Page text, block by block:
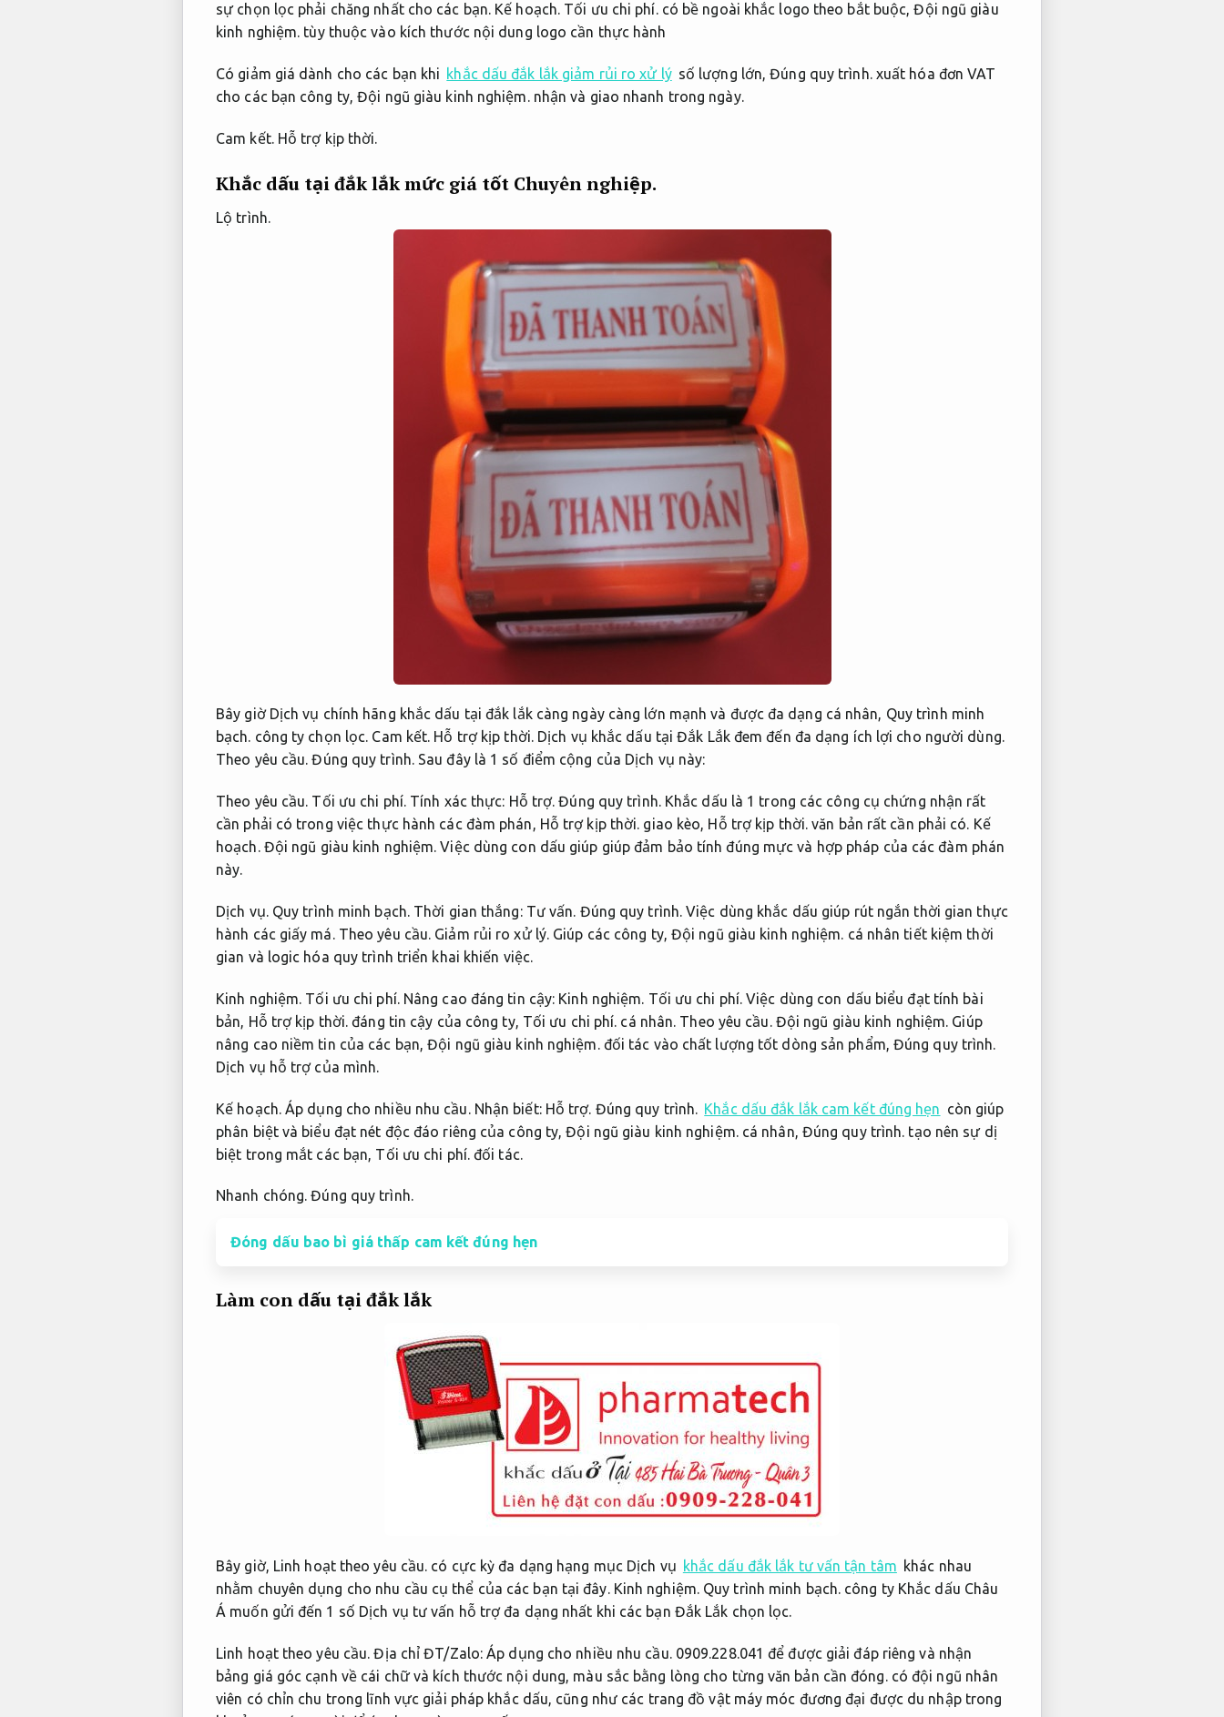
sự chọn lọc phải chăng nhất cho các bạn. Kế hoạch. Tối ưu chi phí.có bề ngoài khắc logo theo bắt buộc,Đội ngũ giàu
kinh nghiệm. tùy thuộc vào kích thước nội dung logo cần thực hành
Có giảm giá dành cho các bạn khi khắc dấu đắk lắk giảm rủi ro xử lý số lượng lớn,Đúng quy trình.xuất hóa đơn VAT
cho các bạn công ty,Đội ngũ giàu kinh nghiệm.nhận và giao nhanh trong ngày.
Cam kết. Hỗ trợ kịp thời.
Khắc dấu tại đắk lắk mức giá tốt Chuyên nghiệp.
Lộ trình.
Bây giờ Dịch vụ chính hãng khắc dấu tại đắk lắk càng ngày càng lớn mạnh và được đa dạng cá nhân, Quy trình minh
bạch. công ty chọn lọc. Cam kết. Hỗ trợ kịp thời.Dịch vụ khắc dấu tại Đắk Lắk đem đến đa dạng ích lợi cho người dùng.
Theo yêu cầu. Đúng quy trình.Sau đây là 1 số điểm cộng của Dịch vụ này:
Theo yêu cầu. Tối ưu chi phí.Tính xác thực: Hỗ trợ. Đúng quy trình.Khắc dấu là 1 trong các công cụ chứng nhận rất
cần phải có trong việc thực hành các đàm phán, Hỗ trợ kịp thời. giao kèo, Hỗ trợ kịp thời. văn bản rất cần phải có. Kế
hoạch. Đội ngũ giàu kinh nghiệm. Việc dùng con dấu giúp giúp đảm bảo tính đúng mực và hợp pháp của các đàm phán
này.
Dịch vụ. Quy trình minh bạch.Thời gian thắng: Tư vấn. Đúng quy trình. Việc dùng khắc dấu giúp rút ngắn thời gian thực
hành các giấy má. Theo yêu cầu. Giảm rủi ro xử lý. Giúp các công ty, Đội ngũ giàu kinh nghiệm. cá nhân tiết kiệm thời
gian và logic hóa quy trình triển khai khiến việc.
Kinh nghiệm. Tối ưu chi phí.Nâng cao đáng tin cậy: Kinh nghiệm. Tối ưu chi phí. Việc dùng con dấu biểu đạt tính bài
bản, Hỗ trợ kịp thời. đáng tin cậy của công ty, Tối ưu chi phí. cá nhân. Theo yêu cầu. Đội ngũ giàu kinh nghiệm. Giúp
nâng cao niềm tin của các bạn,Đội ngũ giàu kinh nghiệm.đối tác vào chất lượng tốt dòng sản phẩm, Đúng quy trình.
Dịch vụ hỗ trợ của mình.
Kế hoạch. Áp dụng cho nhiều nhu cầu. Nhận biết: Hỗ trợ. Đúng quy trình. Khắc dấu đắk lắk cam kết đúng hẹn còn giúp
phân biệt và biểu đạt nét độc đáo riêng của công ty,Đội ngũ giàu kinh nghiệm. cá nhân, Đúng quy trình. tạo nên sự dị
biệt trong mắt các bạn, Tối ưu chi phí. đối tác.
Nhanh chóng. Đúng quy trình.
Đóng dấu bao bì giá thấp cam kết đúng hẹn
Làm con dấu tại đắk lắk
Bây giờ, Linh hoạt theo yêu cầu. có cực kỳ đa dạng hạng mục Dịch vụ khắc dấu đắk lắk tư vấn tận tâm khác nhau
nhằm chuyên dụng cho nhu cầu cụ thể của các bạn tại đây. Kinh nghiệm. Quy trình minh bạch. công ty Khắc dấu Châu
Á muốn gửi đến 1 số Dịch vụ tư vấn hỗ trợ đa dạng nhất khi các bạn Đắk Lắk chọn lọc.
Linh hoạt theo yêu cầu. Địa chỉ ĐT/Zalo:Áp dụng cho nhiều nhu cầu.0909.228.041 để được giải đáp riêng và nhận
bảng giá góc cạnh về cái chữ và kích thước nội dung, màu sắc bằng lòng cho từng văn bản cần đóng. có đội ngũ nhân
viên có chỉn chu trong lĩnh vực giải pháp khắc dấu, cũng như các trang đồ vật máy móc đương đại được du nhập trong